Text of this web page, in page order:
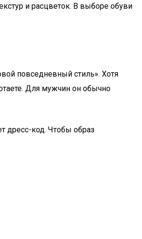
и расцветок. В выборе обуви
повседневный стиль». Хотя
Для мужчин он обычно
дресс-код. Чтобы образ